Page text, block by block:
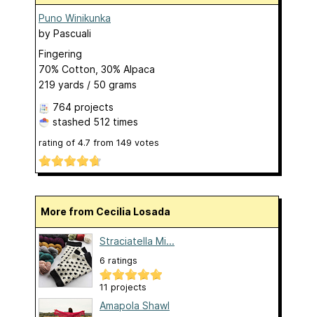
Puno Winikunka
by Pascuali
Fingering
70% Cotton, 30% Alpaca
219 yards / 50 grams
764 projects
stashed 512 times
rating of 4.7 from 149 votes
More from Cecilia Losada
Straciatella Mi...
6 ratings
11 projects
Amapola Shawl